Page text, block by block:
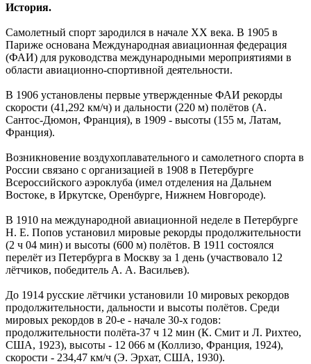
История.
Самолетный спорт зародился в начале XX века. В 1905 в
Париже основана Международная авиационная федерация
(ФАИ) для руководства международными мероприятиями в
области авиационно-спортивной деятельности.
В 1906 установлены первые утвержденные ФАИ рекорды
скорости (41,292 км/ч) и дальности (220 м) полётов (А.
Сантос-Дюмон, Франция), в 1909 - высоты (155 м, Латам,
Франция).
Возникновение воздухоплавательного и самолетного спорта в
России связано с организацией в 1908 в Петербурге
Всероссийского аэроклуба (имел отделения на Дальнем
Востоке, в Иркутске, Оренбурге, Нижнем Новгороде).
В 1910 на международной авиационной неделе в Петербурге
Н. Е. Попов установил мировые рекорды продолжительности
(2 ч 04 мин) и высоты (600 м) полётов. В 1911 состоялся
перелёт из Петербурга в Москву за 1 день (участвовало 12
лётчиков, победитель А. А. Васильев).
До 1914 русские лётчики установили 10 мировых рекордов
продолжительности, дальности и высоты полётов. Среди
мировых рекордов в 20-е - начале 30-х годов:
продолжительности полёта-37 ч 12 мин (К. Смит и Л. Рихтео,
США, 1923), высоты - 12 066 м (Коллизо, Франция, 1924),
скорости - 234,47 км/ч (Э. Эрхат, США, 1930).